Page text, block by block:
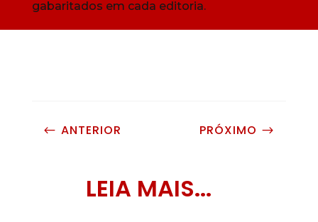
gabaritados em cada editoria.
# ANTERIOR PRÓXIMO $
LEIA MAIS...